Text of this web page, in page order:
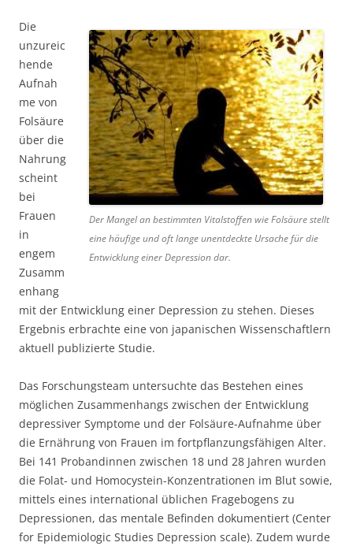
Der Mangel an bestimmten Vitalstoffen wie Folsäure stellt
eine häufige und oft lange unentdeckte Ursache für die
Entwicklung einer Depression dar.
Die
unzureic
hende
Aufnah
me von
Folsäure
über die
Nahrung
scheint
bei
Frauen
in
engem
Zusamm
enhang
mit der Entwicklung einer Depression zu stehen. Dieses
Ergebnis erbrachte eine von japanischen Wissenschaftlern
aktuell publizierte Studie.
Das Forschungsteam untersuchte das Bestehen eines
möglichen Zusammenhangs zwischen der Entwicklung
depressiver Symptome und der Folsäure-Aufnahme über
die Ernährung von Frauen im fortpflanzungsfähigen Alter.
Bei 141 Probandinnen zwischen 18 und 28 Jahren wurden
die Folat- und Homocystein-Konzentrationen im Blut sowie,
mittels eines international üblichen Fragebogens zu
Depressionen, das mentale Befinden dokumentiert (Center
for Epidemiologic Studies Depression scale). Zudem wurde